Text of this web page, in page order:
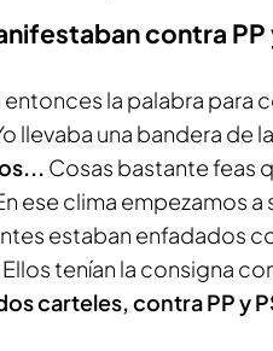
contra PP
la palabra para
llevaba una bandera de
Cosas bastante feas
ese clima empezamos
estaban enfadados
tenían la consigna
carteles, contra PP y